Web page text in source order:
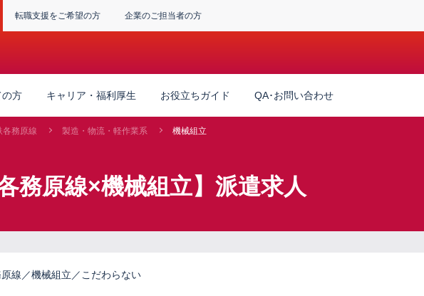
転職支援をご希望の方 企業のご担当者の方
の方 キャリア・福利厚生 お役立ちガイド QA･お問い合わせ
各務原線 製造・物流・軽作業系 機械組立
務原線×機械組立】派遣求人
線／機械組立／こだわらない